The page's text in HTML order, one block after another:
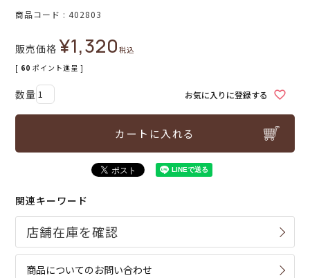
商品コード 402803
販売価格 ¥1,320税込
[ 60 ポイント進呈 ]
お気に入りに登録する
カートに入れる
関連キーワード
商品についてのお問い合わせ